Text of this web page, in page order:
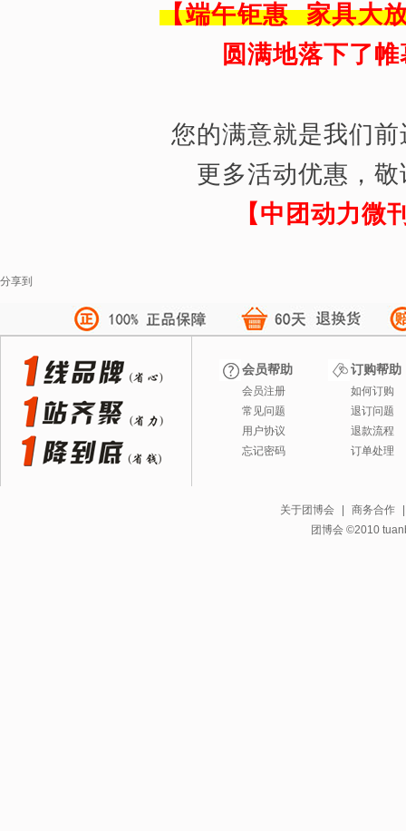
【端午钜惠 家具大
圆满地落下了
您的满意就是我们
更多活动优惠，
【中团动力微
分享到
会员帮助
会员注册
常见问题
用户协议
忘记密码
订购帮助
如何订购
退订问题
退款流程
订单处理
关于团博会 商务合作
团博会 ©2010